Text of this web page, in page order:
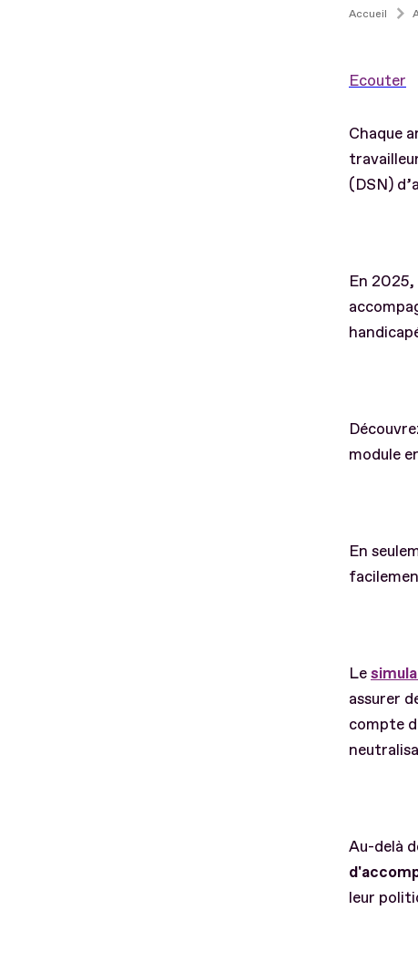
Accueil
Ecouter
Chaque
(DSN)
En 2025,
module
En
Le
assurer
compte
Au-delà
leur